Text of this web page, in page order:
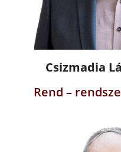
Csizmadia
Rend –